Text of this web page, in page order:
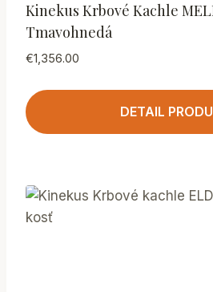
Kinekus Krbové Kachle
Tmavohnedá
€1,356.00
DETAIL